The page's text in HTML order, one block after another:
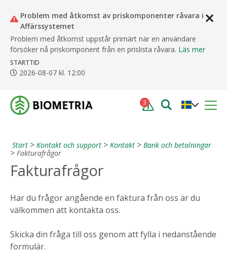
Problem med åtkomst av priskomponenter råvara i
Affärssystemet
Problem med åtkomst uppstår primärt när en användare
försöker nå priskomponent från en prislista råvara. Läs mer
STARTTID
2026-08-07 kl. 12:00
3
Start Kontakt och support Kontakt
Bank och betalningar
Fakturafrågor
Fakturafrågor
Har du frågor angående en faktura från oss är du
välkommen att kontakta oss.
Skicka din fråga till oss genom att fylla i nedanstående
formulär.